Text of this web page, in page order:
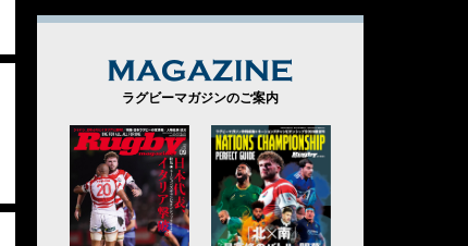
ラグビーマガジンのご案内